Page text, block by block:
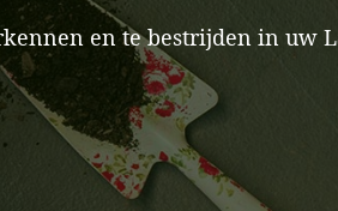
en te bestrijden in uw